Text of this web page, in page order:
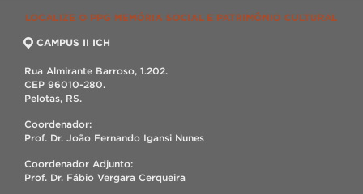
LOCALIZE O PPG MEMÓRIA SOCIAL E PATRIMÔNIO CULTURAL
CAMPUS II ICH
Rua Almirante Barroso, 1.202.
CEP 96010-280.
Pelotas, RS.
Coordenador:
Prof. Dr. João Fernando Igansi Nunes
Coordenador Adjunto:
Prof. Dr. Fábio Vergara Cerqueira